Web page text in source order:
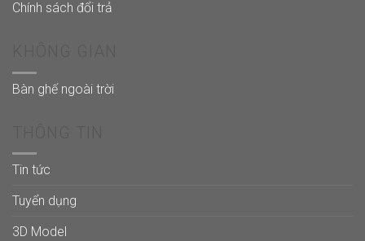
Chính sách đổi trả
Bàn ghế ngoài trời
Tin tức
Tuyển dụng
3D Model